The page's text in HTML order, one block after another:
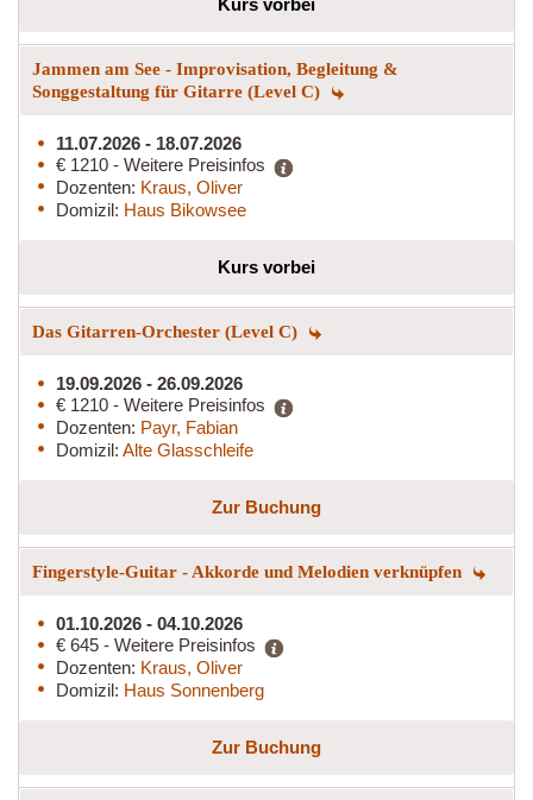
Jammen am See - Improvisation, Begleitung &
Songgestaltung für Gitarre (Level C)
11.07.2026 - 18.07.2026
€ 1210 - Weitere Preisinfos
Dozenten: Kraus, Oliver
Domizil: Haus Bikowsee
Kurs vorbei
Das Gitarren-Orchester (Level C)
19.09.2026 - 26.09.2026
€ 1210 - Weitere Preisinfos
Dozenten: Payr, Fabian
Domizil: Alte Glasschleife
Zur Buchung
Fingerstyle-Guitar - Akkorde und Melodien verknüpfen
01.10.2026 - 04.10.2026
€ 645 - Weitere Preisinfos
Dozenten: Kraus, Oliver
Domizil: Haus Sonnenberg
Zur Buchung